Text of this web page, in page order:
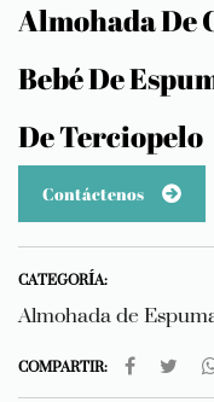
Almohada De
Bebé De
De Terciopelo
Contáctenos
CATEGORÍA:
Almohada de
COMPARTIR: